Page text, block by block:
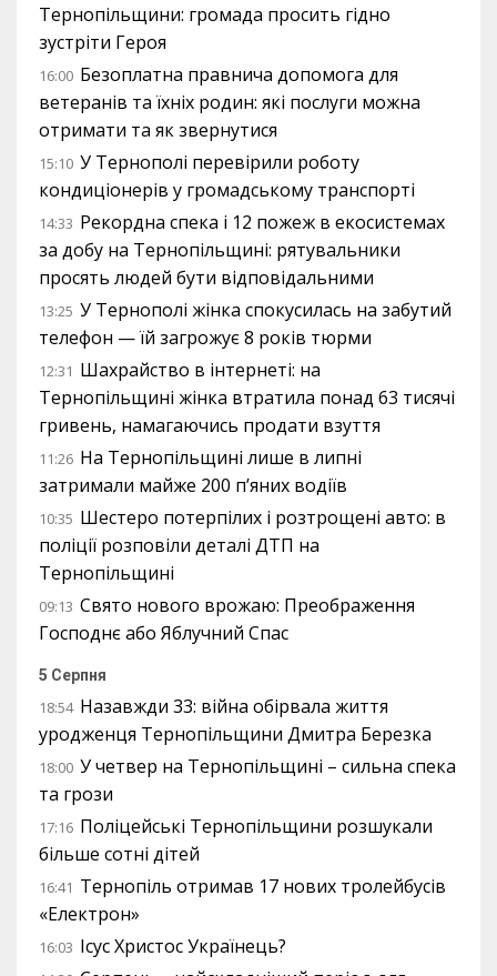
Тернопільщини: громада просить гідно
зустріти Героя
16:00 Безоплатна правнича допомога для
ветеранів та їхніх родин: які послуги можна
отримати та як звернутися
15:10 У Тернополі перевірили роботу
кондиціонерів у громадському транспорті
14:33 Рекордна спека і 12 пожеж в екосистемах
за добу на Тернопільщині: рятувальники
просять людей бути відповідальними
13:25 У Тернополі жінка спокусилась на забутий
телефон — їй загрожує 8 років тюрми
12:31 Шахрайство в інтернеті: на
Тернопільщині жінка втратила понад 63 тисячі
гривень, намагаючись продати взуття
11:26 На Тернопільщині лише в липні
затримали майже 200 п’яних водіїв
10:35 Шестеро потерпілих і розтрощені авто: в
поліції розповіли деталі ДТП на
Тернопільщині
09:13 Свято нового врожаю: Преображення
Господнє або Яблучний Спас
5 Серпня
18:54 Назавжди 33: війна обірвала життя
уродженця Тернопільщини Дмитра Березка
18:00 У четвер на Тернопільщині – сильна спека
та грози
17:16 Поліцейські Тернопільщини розшукали
більше сотні дітей
16:41 Тернопіль отримав 17 нових тролейбусів
«Електрон»
16:03 Ісус Христос Українець?